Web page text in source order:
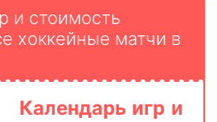
и стоимость
хоккейные матчи в
Календарь игр и